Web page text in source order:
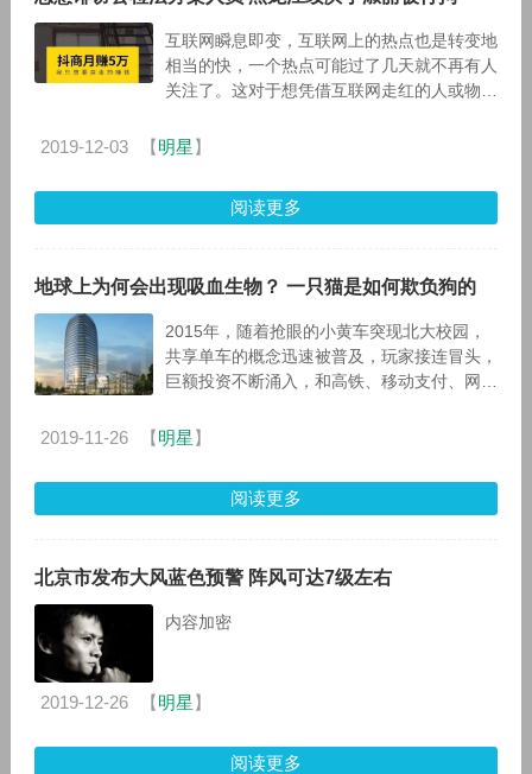
互联网瞬息即变，互联网上的热点也是转变地
相当的快，一个热点可能过了几天就不再有人
关注了。这对于想凭借互联网走红的人或物来
么，各个引流渠道显然都在他们的考虑范
2019-12-03 【明星 】
阅读更多
地球上为何会出现吸血生物？ 一只猫是如何欺负狗的
2015年，随着抢眼的小黄车突现北大校园，
共享单车的概念迅速被普及，玩家接连冒头，
巨额投资不断涌入，和高铁、移动支付、网购
今年，共享单车
2019-11-26 【明星 】
阅读更多
北京市发布大风蓝色预警 阵风可达7级左右
内容加密
2019-12-26 【明星 】
阅读更多